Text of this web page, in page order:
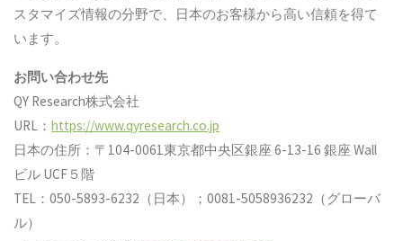
スタマイズ情報の分野で、日本のお客様から高い信頼を得て
います。
お問い合わせ先
QY Research株式会社
URL：https://www.qyresearch.co.jp
日本の住所：〒104-0061東京都中央区銀座 6-13-16 銀座 Wall
ビル UCF５階
TEL：050-5893-6232（日本）；0081-5058936232（グローバ
ル）